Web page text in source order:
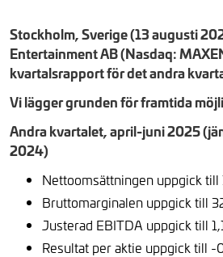
Stockholm, Sverige (13 augusti
Entertainment AB (Nasdaq:
kvartalsrapport för det andra
Vi lägger grunden för framtida
Andra kvartalet, april-juni 2025
2024)
Nettoomsättningen uppgick till
Bruttomarginalen uppgick till
Justerad EBITDA uppgick till
Resultat per aktie uppgick till -